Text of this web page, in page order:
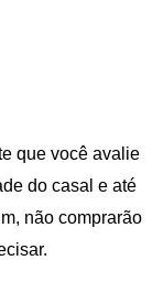
que você avalie
do casal e até
não comprarão